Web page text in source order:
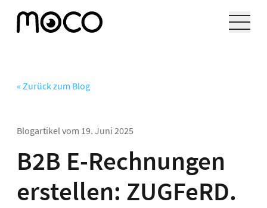
« Zurück zum Blog
Blogartikel vom 19. Juni 2025
B2B E-Rechnungen
erstellen: ZUGFeRD.